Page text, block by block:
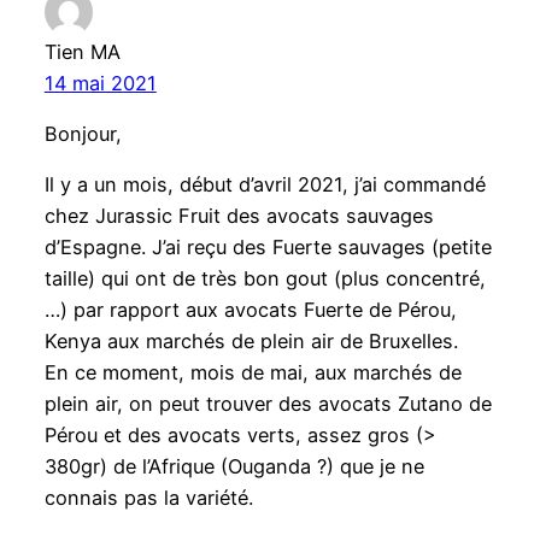
Tien MA
14 mai 2021
Bonjour,
Il y a un mois, début d’avril 2021, j’ai commandé
chez Jurassic Fruit des avocats sauvages
d’Espagne. J’ai reçu des Fuerte sauvages (petite
taille) qui ont de très bon gout (plus concentré,
…) par rapport aux avocats Fuerte de Pérou,
Kenya aux marchés de plein air de Bruxelles.
En ce moment, mois de mai, aux marchés de
plein air, on peut trouver des avocats Zutano de
Pérou et des avocats verts, assez gros (>
380gr) de l’Afrique (Ouganda ?) que je ne
connais pas la variété.